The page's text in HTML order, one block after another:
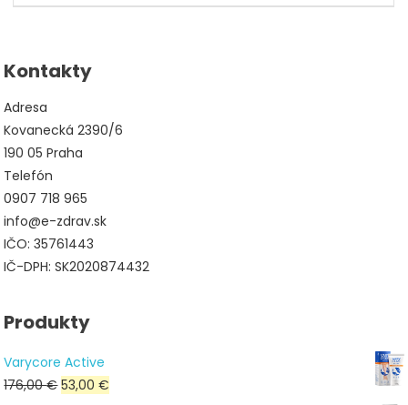
cena
cena
Kontakty
Adresa
Kovanecká 2390/6
190 05 Praha
Telefón
0907 718 965
info@e-zdrav.sk
IČO: 35761443
IČ-DPH: SK2020874432
Produkty
Varycore Active
176,00€Pôvodná
53,00€